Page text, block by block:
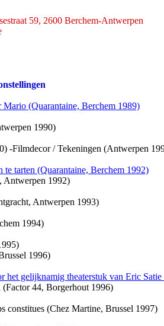
59, 2600 Berchem-Antwerpen
Mario (Quarantaine, Berchem 1989)
1990)
-Filmdecor / Tekeningen (Antwerpen
tarten (Quarantaine, Berchem 1992)
Antwerpen 1992)
Antwerpen 1993)
1994)
1996)
het gelijknamig theaterstuk van Eric
44, Borgerhout 1996)
constitues (Chez Martine, Brussel 1997)